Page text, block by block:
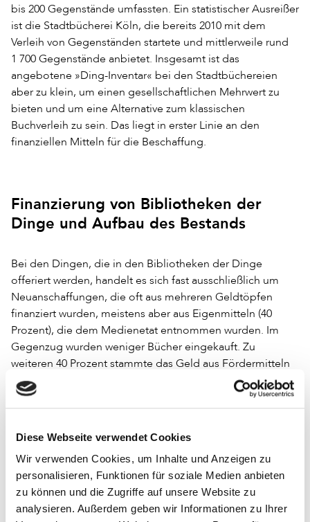
Diese Webseite verwendet Cookies
Wir verwenden Cookies, um Inhalte und Anzeigen zu
personalisieren, Funktionen für soziale Medien anbieten
zu können und die Zugriffe auf unsere Website zu
analysieren. Außerdem geben wir Informationen zu Ihrer
bis 200 Gegenstände umfassten. Ein statistischer Ausreißer
ist die Stadtbücherei Köln, die bereits 2010 mit dem
Verleih von Gegenständen startete und mittlerweile rund
1 700 Gegenstände anbietet. Insgesamt ist das
angebotene »Ding-Inventar« bei den Stadtbüchereien
aber zu klein, um einen gesellschaftlichen Mehrwert zu
bieten und um eine Alternative zum klassischen
Buchverleih zu sein. Das liegt in erster Linie an den
finanziellen Mitteln für die Beschaffung.
Finanzierung von Bibliotheken der
Dinge und Aufbau des Bestands
Bei den Dingen, die in den Bibliotheken der Dinge
offeriert werden, handelt es sich fast ausschließlich um
Neuanschaffungen, die oft aus mehreren Geldtöpfen
finanziert wurden, meistens aber aus Eigenmitteln (40
Prozent), die dem Medienetat entnommen wurden. Im
Gegenzug wurden weniger Bücher eingekauft. Zu
weiteren 40 Prozent stammte das Geld aus Fördermitteln
(von Stadt, Land oder Bund). Dabei handelte es sich in der
Regel um Einmalförderungen. In 17 Prozent der Fälle
Je weniger Gelder eingeworben oder den Eigenmitteln
entnommen werden konnten, desto kleiner der Bestand
an Gebrauchsgegenständen. Handelt es sich bei den